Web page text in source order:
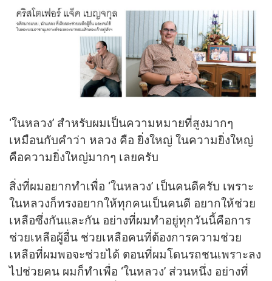
‘ในหลวง’ สำหรับผมเป็นความหมายที่สูงมากๆ
เหมือนกับคำว่า หลวง คือ ยิ่งใหญ่ ในความยิ่งใหญ่
คือความยิ่งใหญ่มากๆ เลยครับ
สิ่งที่ผมอยากทำเพื่อ ‘ในหลวง’ เป็นคนดีครับ เพราะ
ในหลวงก็ทรงอยากให้ทุกคนเป็นคนดี อยากให้ช่วย
เหลือซึ่งกันและกัน อย่างที่ผมทำอยู่ทุกวันนี้คือการ
ช่วยเหลือผู้อื่น ช่วยเหลือคนที่ต้องการความช่วย
เหลือที่ผมพอจะช่วยได้ ตอนที่ผมโดนรถชนเพราะลง
ไปช่วยคน ผมก็ทำเพื่อ ‘ในหลวง’ ส่วนหนึ่ง อย่างที่